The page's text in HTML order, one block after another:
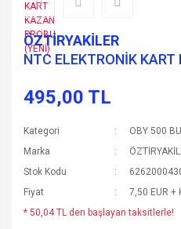
ÖZTİRYAKİLER
NTC ELEKTRONİK
495,00 TL
Kategori
OBY 500
Marka
Stok Kodu
Fiyat
7,50 EUR +
* 50,04 TL den başlayan taksitlerle!